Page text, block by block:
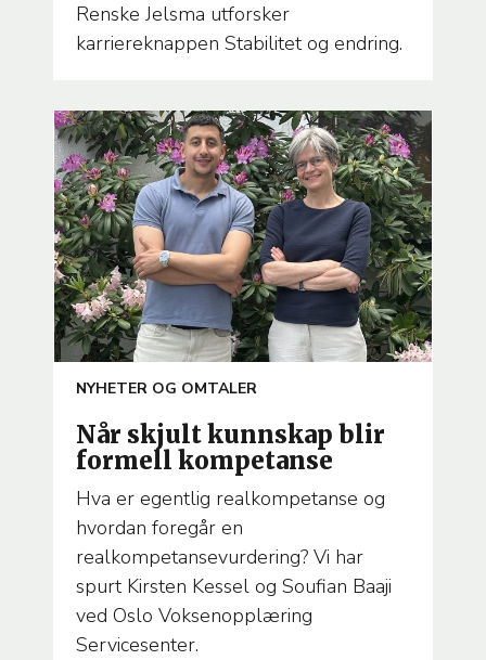
Renske Jelsma utforsker
karriereknappen Stabilitet og endring.
ARTICLE
NYHETER OG OMTALER
Når skjult kunnskap blir
formell kompetanse
Hva er egentlig realkompetanse og
hvordan foregår en
realkompetansevurdering? Vi har
spurt Kirsten Kessel og Soufian Baaji
ved Oslo Voksenopplæring
Servicesenter.